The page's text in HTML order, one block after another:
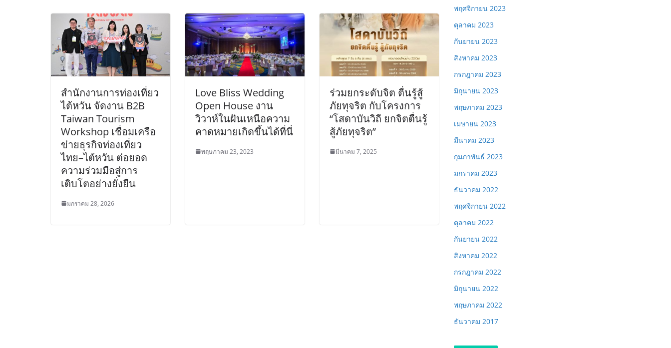
สำนักงานการท่องเที่ยว
ไต้หวัน จัดงาน B2B
Taiwan Tourism
Workshop เชื่อมเครือ
ข่ายธุรกิจท่องเที่ยว
ไทย–ไต้หวัน ต่อยอด
ความร่วมมือสู่การ
เติบโตอย่างยั่งยืน
มกราคม 28, 2026
Love Bliss Wedding
Open House งาน
วิวาห์ในฝันเหนือความ
คาดหมายเกิดขึ้นได้ที่นี่
พฤษภาคม 23, 2023
ร่วมยกระดับจิต ตื่นรู้สู้
ภัยทุจริต กับโครงการ
“โสดาบันวิถี ยกจิตตื่นรู้
สู้ภัยทุจริต”
มีนาคม 7, 2025
พฤศจิกายน 2023
ตุลาคม 2023
กันยายน 2023
สิงหาคม 2023
กรกฎาคม 2023
มิถุนายน 2023
พฤษภาคม 2023
เมษายน 2023
มีนาคม 2023
กุมภาพันธ์ 2023
มกราคม 2023
ธันวาคม 2022
พฤศจิกายน 2022
ตุลาคม 2022
กันยายน 2022
สิงหาคม 2022
กรกฎาคม 2022
มิถุนายน 2022
พฤษภาคม 2022
ธันวาคม 2017